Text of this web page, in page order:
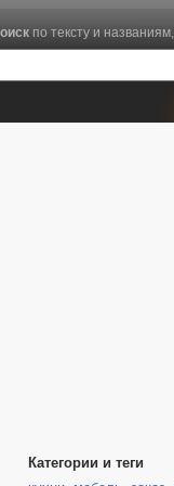
по тексту и названиям,
Категории и теги